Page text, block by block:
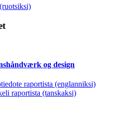
og design
raportista (englanniksi)
raportista (tanskaksi)